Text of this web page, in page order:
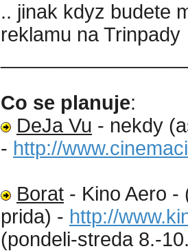
.. jinak kdyz budete
reklamu na Trinpady
Co se planuje:
DeJa Vu - nekdy
- http://
Borat - Kino Aero -
prida) - http://
(pondeli-streda 8.-